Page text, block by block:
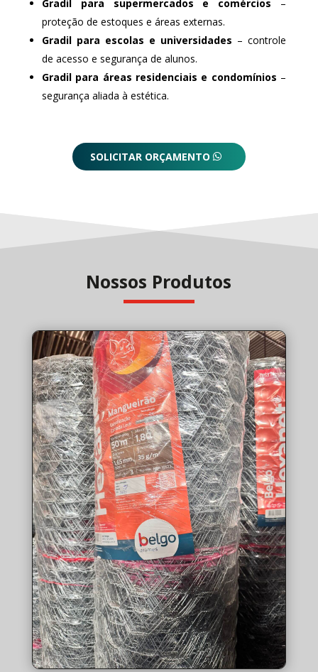
Gradil para supermercados e comércios –
proteção de estoques e áreas externas.
Gradil para escolas e universidades – controle
de acesso e segurança de alunos.
Gradil para áreas residenciais e condomínios –
segurança aliada à estética.
SOLICITAR ORÇAMENTO
Nossos Produtos